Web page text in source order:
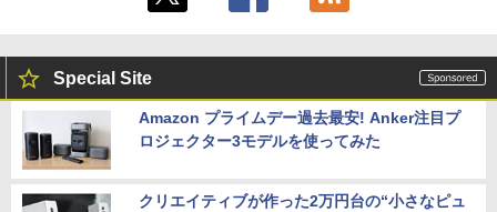
Special Site
Amazon プライムデー過去最安! Anker注目プ
ロジェクター3モデルを使ってみた
クリエイティブが作った2万円台の“小さなピュ